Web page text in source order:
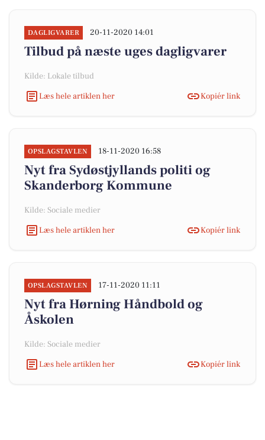
DAGLIGVARER 20-11-2020 14:01
Tilbud på næste uges dagligvarer
Kilde: Lokale tilbud
Læs hele artiklen her
Kopiér link
OPSLAGSTAVLEN 18-11-2020 16:58
Nyt fra Sydøstjyllands politi og
Skanderborg Kommune
Kilde: Sociale medier
Læs hele artiklen her
Kopiér link
OPSLAGSTAVLEN 17-11-2020 11:11
Nyt fra Hørning Håndbold og
Åskolen
Kilde: Sociale medier
Læs hele artiklen her
Kopiér link